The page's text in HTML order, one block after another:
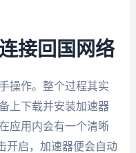
接回国网络
操作。整个过程其实
上下载并安装加速器
应用内会有一个清晰
开启，加速器便会自动